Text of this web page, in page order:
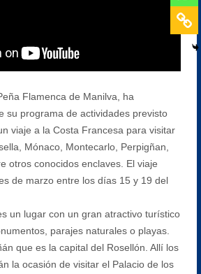
Flamenca de Manilva, ha
su programa de actividades previsto
viaje a la Costa Francesa para visitar
Mónaco, Montecarlo, Perpigñan,
otros conocidos enclaves. El viaje
de marzo entre los días 15 y 19 del
un lugar con un gran atractivo turístico
parajes naturales o playas.
que es la capital del Rosellón. Allí los
la ocasión de visitar el Palacio de los